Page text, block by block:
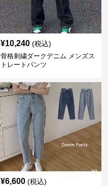
¥10,240 (税込)
骨格刺繍ダークデニム メンズス
トレートパンツ
¥6,600 (税込)